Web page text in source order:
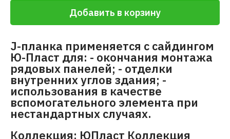
Добавить в корзину
J-планка применяется с сайдингом
Ю-Пласт для: - окончания монтажа
рядовых панелей; - отделки
внутренних углов здания; -
использования в качестве
вспомогательного элемента при
нестандартных случаях.
Коллекция: ЮПласт Коллекция